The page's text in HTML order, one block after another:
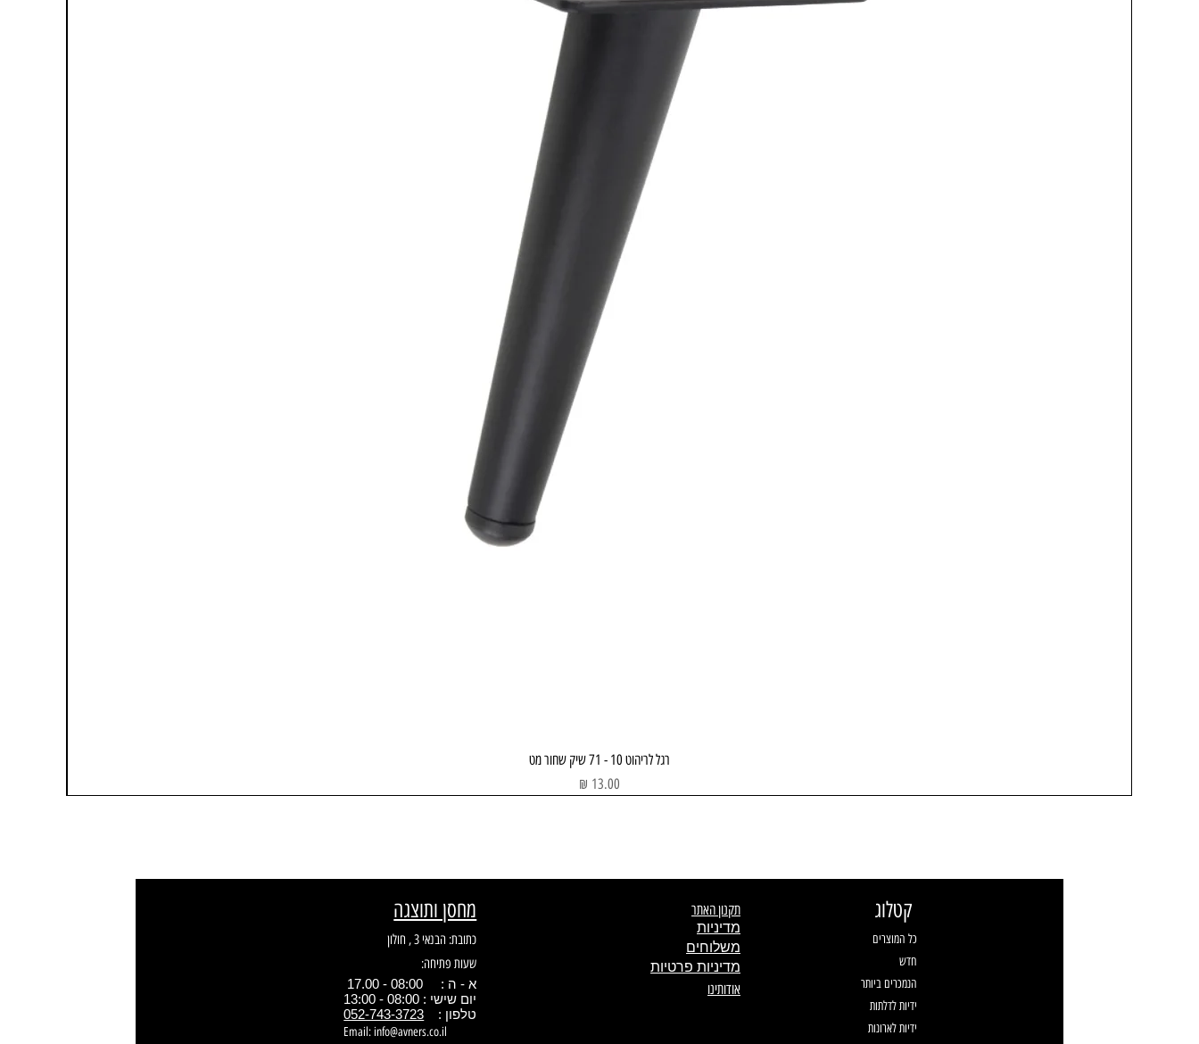
תצוגה מהירה רגל לריהוט 10 - 71 שיק שחור מט
מחיר
מחסן ותוצגה
כתובת: הבנאי 3 , חולון
שעות פתיחה:
א - ה : 08:00 - 17.00
יום שישי : 08:00 - 13:00
טלפון : 052-743-3723
Email:info@avners.co.il
תקנון האתר
מדיניות
משלוחים
מדיניות פרטיות
אודותינו
קטלוג
כל המוצרים
חדש
הנמכרים ביותר
ידיות לדלתות
ידיות לארונות